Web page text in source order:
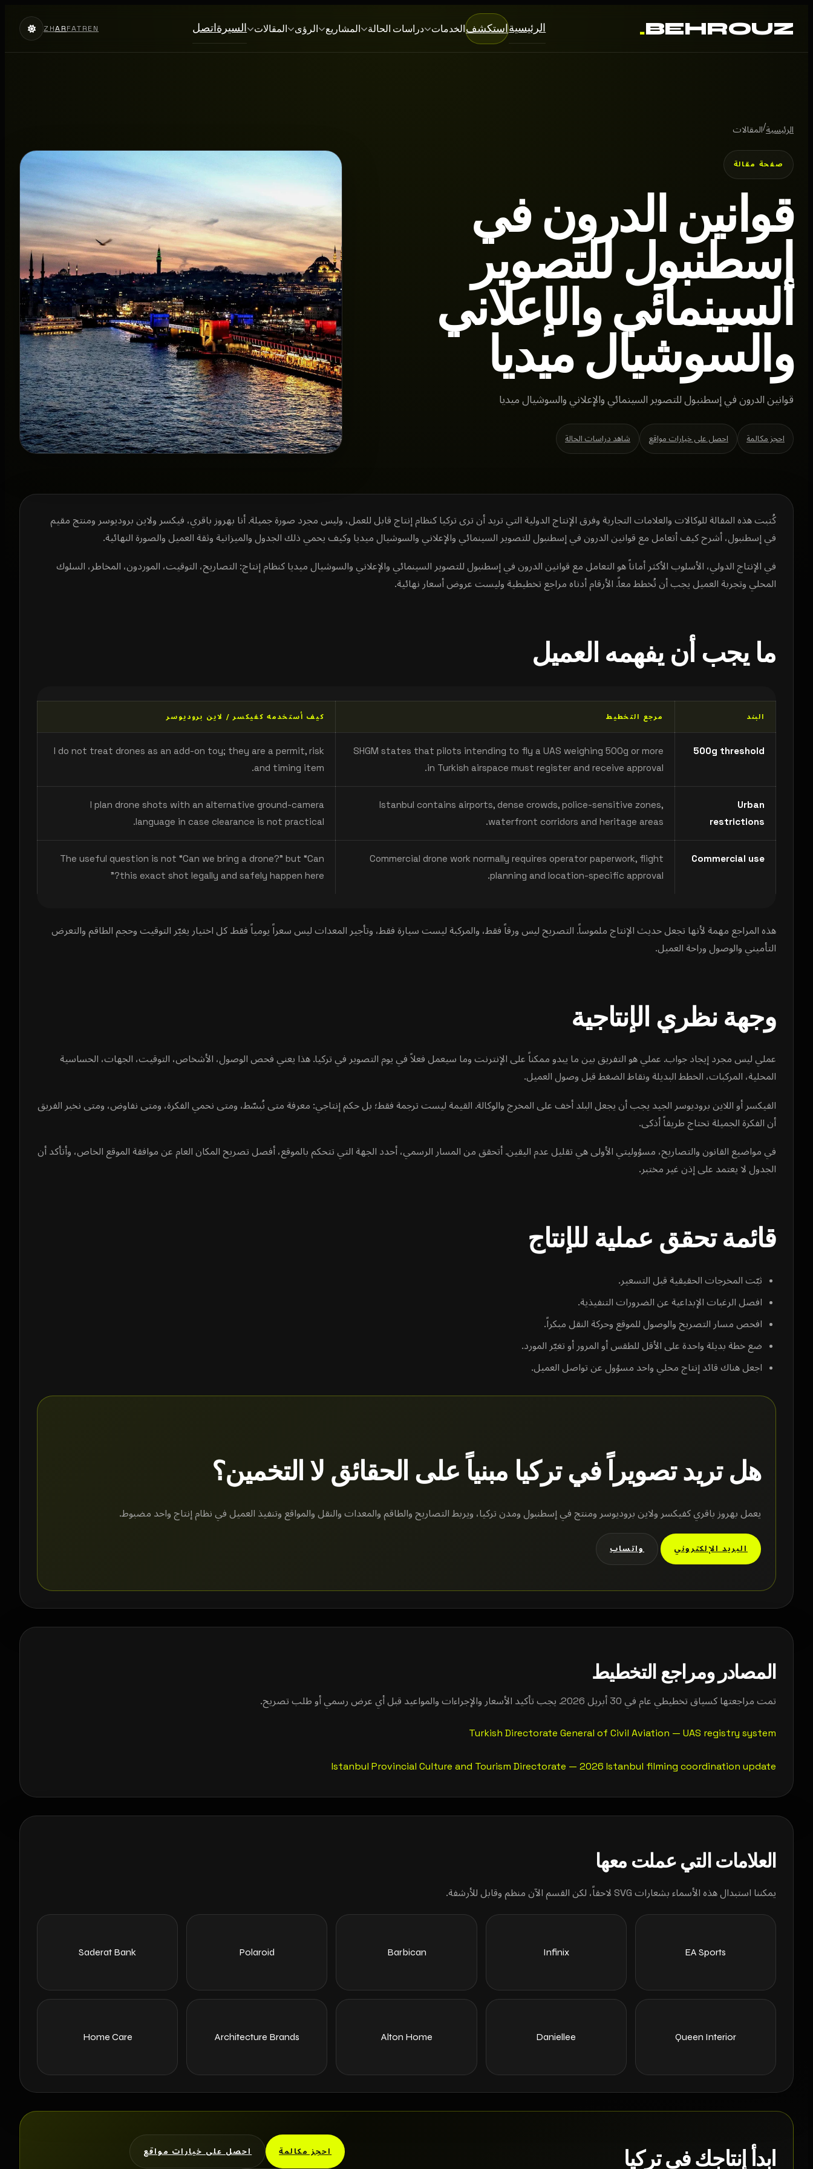
BEHROUZ
. الرئيسيةاستكشفالخدمات دراسات الحالة المشاريع الرؤى المقالات السيرة اتصل EN
TR
FA
AR
ZH
الرئيسية/المقالات
صفحة مقالة
قوانين الدرون في
إسطنبول للتصوير
السينمائي والإعلاني
والسوشيال ميديا
قوانين الدرون في إسطنبول للتصوير السينمائي والإعلاني والسوشيال ميديا
احجز مكالمة احصل على خيارات مواقع شاهد دراسات الحالة
كُتبت هذه المقالة للوكالات والعلامات التجارية وفرق الإنتاج الدولية التي تريد أن ترى تركيا كنظام إنتاج قابل للعمل، وليس مجرد صورة جميلة. أنا بهروز باقري، فيكسر ولاين بروديوسر ومنتج مقيم
في إسطنبول، أشرح كيف أتعامل مع قوانين الدرون في إسطنبول للتصوير السينمائي والإعلاني والسوشيال ميديا وكيف يحمي ذلك الجدول والميزانية وثقة العميل والصورة النهائية.
في الإنتاج الدولي، الأسلوب الأكثر أماناً هو التعامل مع قوانين الدرون في إسطنبول للتصوير السينمائي والإعلاني والسوشيال ميديا كنظام إنتاج: التصاريح، التوقيت، الموردون، المخاطر، السلوك
المحلي وتجربة العميل يجب أن تُخطط معاً. الأرقام أدناه مراجع تخطيطية وليست عروض أسعار نهائية.
ما يجب أن يفهمه العميل
البند مرجع التخطيط كيف أستخدمه كفيكسر / لاين بروديوسر
500g threshold
SHGM states that pilots intending to fly a UAS weighing 500g or more
in Turkish airspace must register and receive approval.
I do not treat drones as an add-on toy; they are a permit, risk
and timing item.
Urban
restrictions
Istanbul contains airports, dense crowds, police-sensitive zones,
waterfront corridors and heritage areas.
I plan drone shots with an alternative ground-camera
language in case clearance is not practical.
Commercial use
Commercial drone work normally requires operator paperwork, flight
planning and location-specific approval.
The useful question is not “Can we bring a drone?” but “Can
this exact shot legally and safely happen here?”
هذه المراجع مهمة لأنها تجعل حديث الإنتاج ملموساً. التصريح ليس ورقاً فقط، والمركبة ليست سيارة فقط، وتأجير المعدات ليس سعراً يومياً فقط. كل اختيار يغيّر التوقيت وحجم الطاقم والتعرض
التأميني والوصول وراحة العميل.
وجهة نظري الإنتاجية
عملي ليس مجرد إيجاد جواب. عملي هو التفريق بين ما يبدو ممكناً على الإنترنت وما سيعمل فعلاً في يوم التصوير في تركيا. هذا يعني فحص الوصول، الأشخاص، التوقيت، الجهات، الحساسية
المحلية، المركبات، الخطط البديلة ونقاط الضغط قبل وصول العميل.
الفيكسر أو اللاين بروديوسر الجيد يجب أن يجعل البلد أخف على المخرج والوكالة. القيمة ليست ترجمة فقط؛ بل حكم إنتاجي: معرفة متى نُبسّط، ومتى نحمي الفكرة، ومتى نفاوض، ومتى نخبر الفريق
أن الفكرة الجميلة تحتاج طريقاً أذكى.
في مواضيع القانون والتصاريح، مسؤوليتي الأولى هي تقليل عدم اليقين. أتحقق من المسار الرسمي، أحدد الجهة التي تتحكم بالموقع، أفصل تصريح المكان العام عن موافقة الموقع الخاص، وأتأكد أن
الجدول لا يعتمد على إذن غير مختبر.
قائمة تحقق عملية للإنتاج
ثبّت المخرجات الحقيقية قبل التسعير.
افصل الرغبات الإبداعية عن الضرورات التنفيذية.
افحص مسار التصريح والوصول للموقع وحركة النقل مبكراً.
ضع خطة بديلة واحدة على الأقل للطقس أو المرور أو تغيّر المورد.
اجعل هناك قائد إنتاج محلي واحد مسؤول عن تواصل العميل.
هل تريد تصويراً في تركيا مبنياً على الحقائق لا التخمين؟
يعمل بهروز باقري كفيكسر ولاين بروديوسر ومنتج في إسطنبول ومدن تركيا، ويربط التصاريح والطاقم والمعدات والنقل والمواقع وتنفيذ العميل في نظام إنتاج واحد مضبوط.
البريد الإلكتروني واتساب
المصادر ومراجع التخطيط
تمت مراجعتها كسياق تخطيطي عام في 30 أبريل 2026. يجب تأكيد الأسعار والإجراءات والمواعيد قبل أي عرض رسمي أو طلب تصريح.
Turkish Directorate General of Civil Aviation — UAS registry system
Istanbul Provincial Culture and Tourism Directorate — 2026 Istanbul filming coordination update
العلامات التي عملت معها
يمكننا استبدال هذه الأسماء بشعارات SVG لاحقاً، لكن القسم الآن منظم وقابل للأرشفة.
EA Sports
Infinix
Barbican
Polaroid
Saderat Bank
Queen Interior
Daniellee
Alton Home
Architecture Brands
Home Care
ابدأ إنتاجك في تركيا احجز مكالمة احصل على خيارات مواقع